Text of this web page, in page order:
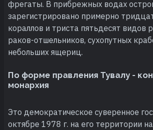
фрегаты. В прибрежных водах
зарегистрировано примерно
кораллов и триста пятьдесят видов
раков-отшельников, сухопутных
небольших ящериц.
По форме правления Тувалу -
монархия
Это демократическое суверенное
октябре 1978 г. на его территории